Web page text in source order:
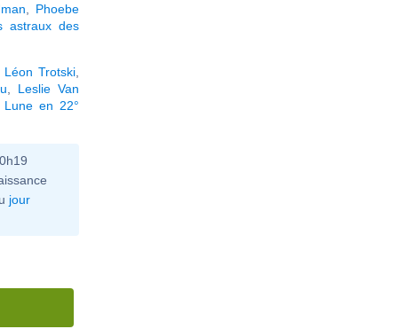
Phoebe
astraux des
Léon Trotski
Leslie Van
en 22°
jour